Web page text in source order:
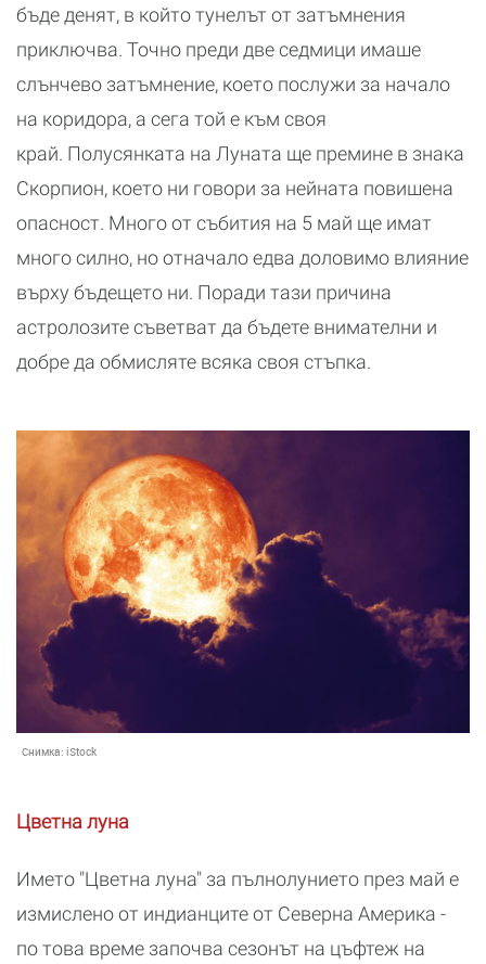
бъде денят, в който тунелът от затъмнения
приключва. Точно преди две седмици имаше
слънчево затъмнение, което послужи за начало
на коридора, а сега той е към своя
край. Полусянката на Луната ще премине в знака
Скорпион, което ни говори за нейната повишена
опасност. Много от събития на 5 май ще имат
много силно, но отначало едва доловимо влияние
върху бъдещето ни. Поради тази причина
астролозите съветват да бъдете внимателни и
добре да обмисляте всяка своя стъпка.
Снимка: iStock
Цветна луна
Името "Цветна луна" за пълнолунието през май е
измислено от индианците от Северна Америка -
по това време започва сезонът на цъфтеж на